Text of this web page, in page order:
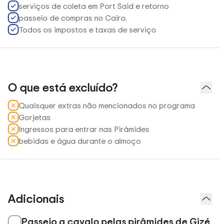
serviços de coleta em Port Said e retorno
passeio de compras no Cairo.
Todos os impostos e taxas de serviço
O que está excluído?
Quaisquer extras não mencionados no programa
Gorjetas
Ingressos para entrar nas Pirâmides
bebidas e água durante o almoço
Adicionais
Passeio a cavalo pelas pirâmides de Gizé